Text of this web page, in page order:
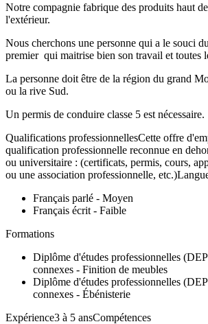
Notre compagnie fabrique des produits haut
l'extérieur.
Nous cherchons une personne qui a le souci
premier qui maitrise bien son travail et toutes
La personne doit être de la région du grand
ou la rive Sud.
Un permis de conduire classe 5 est nécessaire.
Qualifications professionnellesCette offre
qualification professionnelle reconnue en
ou universitaire : (certificats, permis, cours,
ou une association professionnelle,
Français parlé - Moyen
Français écrit - Faible
Formations
Diplôme d'études professionnelles
connexes - Finition de meubles
Diplôme d'études professionnelles
connexes - Ébénisterie
Expérience3 à 5 ansCompétences